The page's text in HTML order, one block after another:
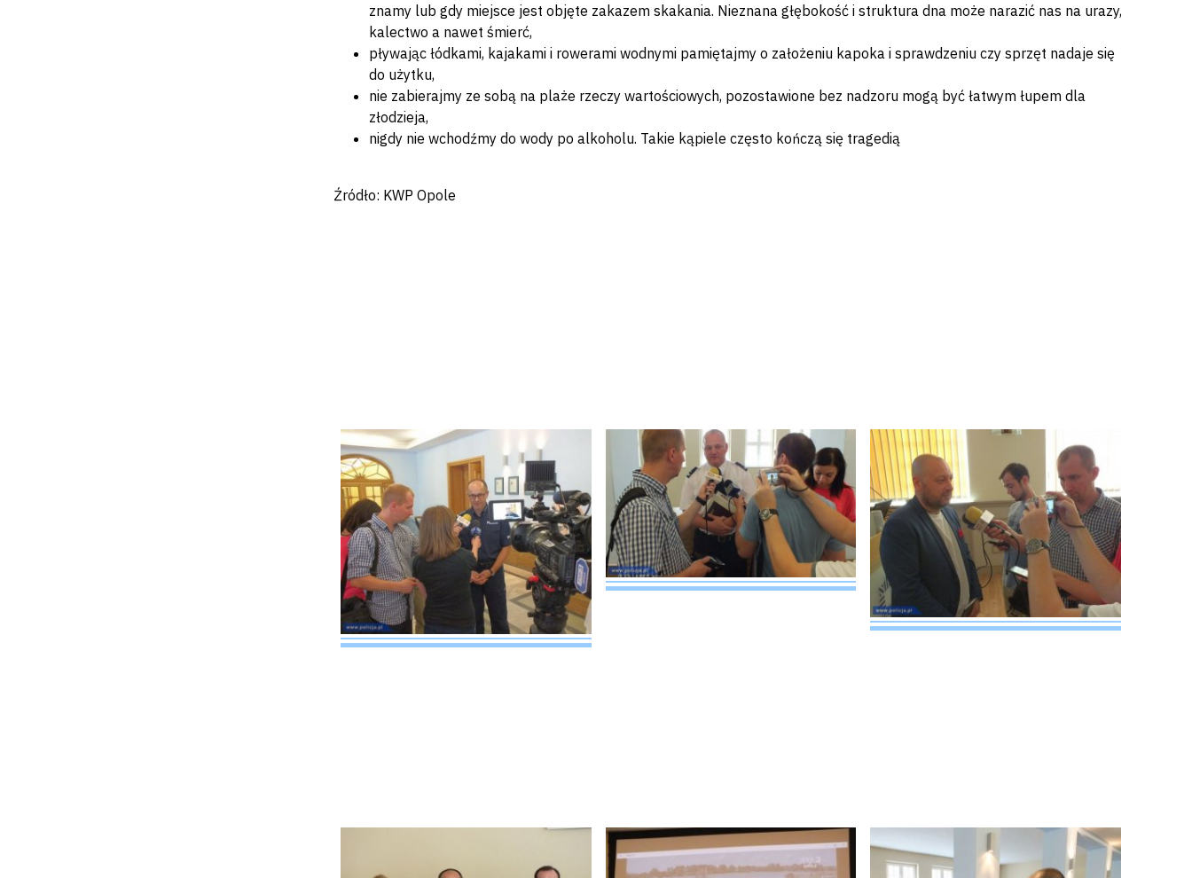
znamy lub gdy miejsce jest objęte zakazem skakania. Nieznana głębokość i struktura dna może narazić nas na urazy,
kalectwo a nawet śmierć,
pływając łódkami, kajakami i rowerami wodnymi pamiętajmy o założeniu kapoka i sprawdzeniu czy sprzęt nadaje się
do użytku,
nie zabierajmy ze sobą na plaże rzeczy wartościowych, pozostawione bez nadzoru mogą być łatwym łupem dla
złodzieja,
nigdy nie wchodźmy do wody po alkoholu. Takie kąpiele często kończą się tragedią
Źródło: KWP Opole